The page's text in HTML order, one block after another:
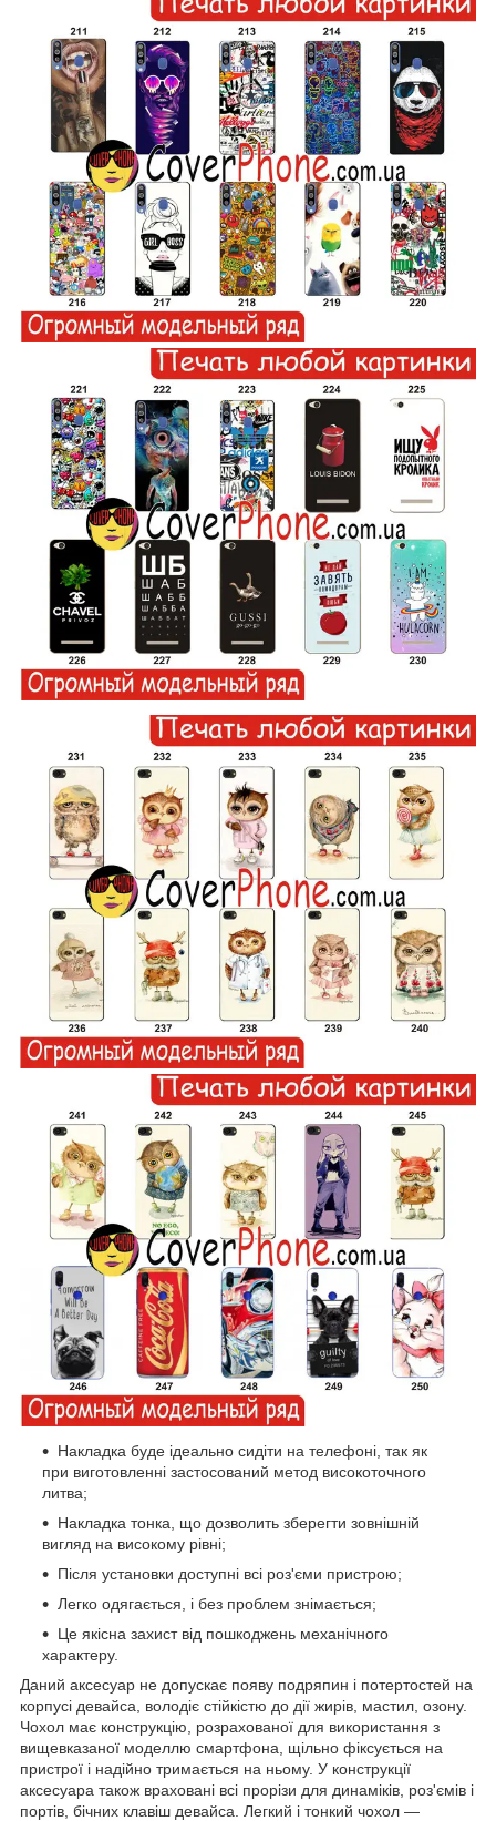
Накладка буде ідеально сидіти на телефоні, так як
при виготовленні застосований метод високоточного
литва;
Накладка тонка, що дозволить зберегти зовнішній
вигляд на високому рівні;
Після установки доступні всі роз'єми пристрою;
Легко одягається, і без проблем знімається;
Це якісна захист від пошкоджень механічного
характеру.
Даний аксесуар не допускає появу подряпин і потертостей на
корпусі девайса, володіє стійкістю до дії жирів, мастил, озону.
Чохол має конструкцію, розрахованої для використання з
вищевказаної моделлю смартфона, щільно фіксується на
пристрої і надійно тримається на ньому. У конструкції
аксесуара також враховані всі прорізи для динаміків, роз'ємів і
портів, бічних клавіш девайса. Легкий і тонкий чохол ―